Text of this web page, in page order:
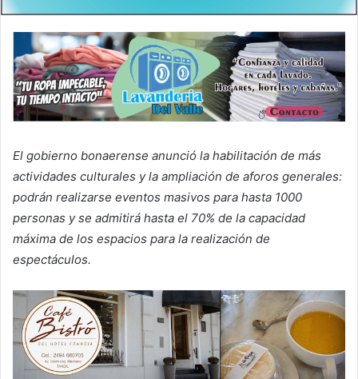
El gobierno bonaerense anunció la habilitación de más
actividades culturales y la ampliación de aforos generales:
podrán realizarse eventos masivos para hasta 1000
personas y se admitirá hasta el 70% de la capacidad
máxima de los espacios para la realización de
espectáculos.